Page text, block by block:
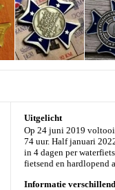
Uitgelicht
Op 24 juni 2019
74 uur. Half januari
in 4 dagen per
fietsend en hardlopend
Informatie